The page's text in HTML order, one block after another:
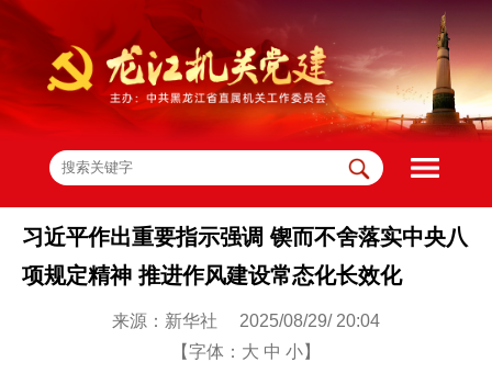
习近平作出重要指示强调 锲而不舍落实中央八
项规定精神 推进作风建设常态化长效化
来源：新华社 2025/08/29/ 20:04
【字体： 大 中 小】